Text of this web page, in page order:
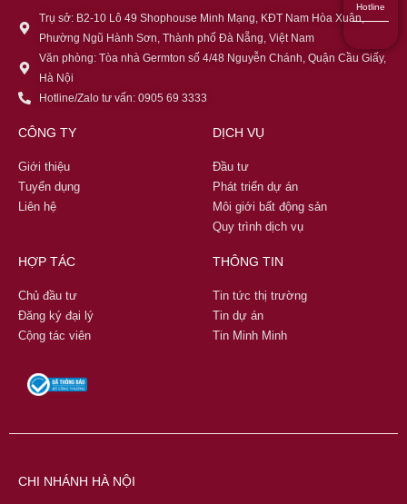
Trụ sở: B2-10 Lô 49 Shophouse Minh Mạng, KĐT Nam Hòa Xuân,
Phường Ngũ Hành Sơn, Thành phố Đà Nẵng, Việt Nam
Văn phòng: Tòa nhà Germton số 4/48 Nguyễn Chánh, Quận Cầu Giấy,
Hà Nội
Hotline/Zalo tư vấn: 0905 69 3333
CÔNG TY
Giới thiệu
Tuyển dụng
Liên hệ
DỊCH VỤ
Đầu tư
Phát triển dự án
Môi giới bất động sản
Quy trình dịch vụ
HỢP TÁC
Chủ đầu tư
Đăng ký đại lý
Cộng tác viên
THÔNG TIN
Tin tức thị trường
Tin dự án
Tin Minh Minh
CHI NHÁNH HÀ NỘI
Hotline